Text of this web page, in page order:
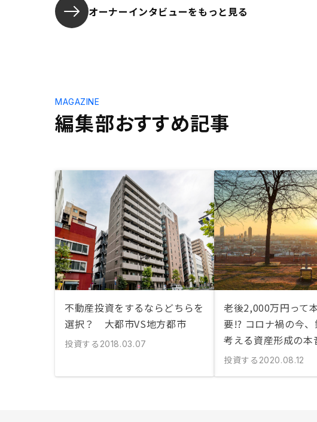
オーナーインタビューをもっと見る
編集部おすすめ記事
MAGAZINE
不動産投資をするならどちらを
選択？ 大都市VS地方都市
投資する 2018.03.07
老後2,000万円って
要!? コロナ禍の今
考える資産形成の本
投資する 2020.08.12